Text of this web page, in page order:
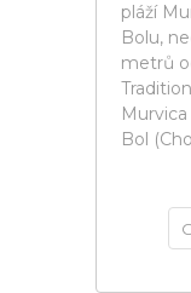
pláží
Bolu,
metrů
Bol